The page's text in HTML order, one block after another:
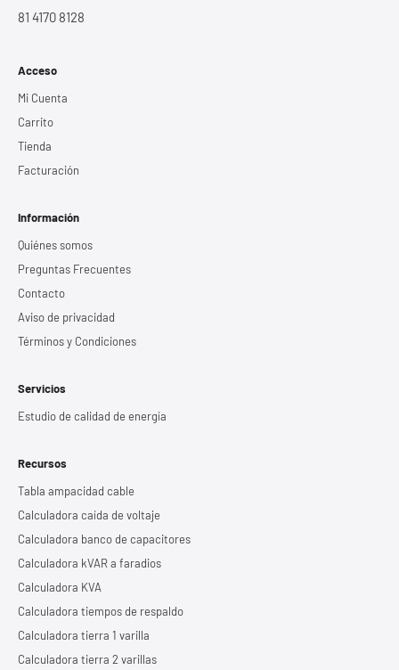
81 4170 8128
Acceso
Mi Cuenta
Carrito
Tienda
Facturación
Información
Quiénes somos
Preguntas Frecuentes
Contacto
Aviso de privacidad
Términos y Condiciones
Servicios
Estudio de calidad de energía
Recursos
Tabla ampacidad cable
Calculadora caída de voltaje
Calculadora banco de capacitores
Calculadora kVAR a faradios
Calculadora KVA
Calculadora tiempos de respaldo
Calculadora tierra 1 varilla
Calculadora tierra 2 varillas